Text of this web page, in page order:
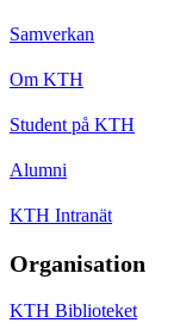
Samverkan
Om KTH
Student på KTH
Alumni
KTH Intranät
Organisation
KTH Biblioteket